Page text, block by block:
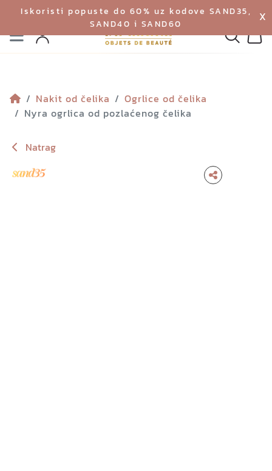
Iskoristi popuste do 60% uz kodove SAND35,
SAND40 i SAND60
X
Izbornik
Profil
Nakit od čelika
Ogrlice od čelika
Nyra ogrlica od pozlaćenog čelika
Natrag